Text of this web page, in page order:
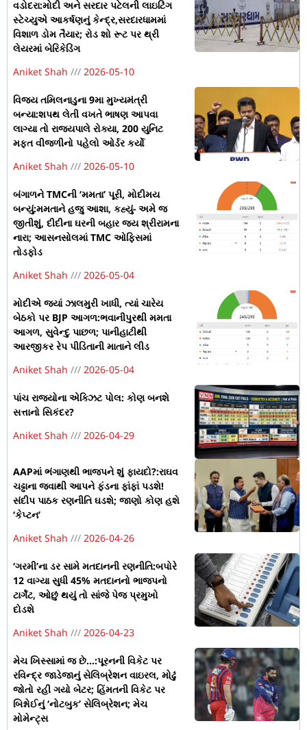
વડોદરા:મોદી અને સરદાર પટેલની લાઇટિંગ
સ્ટેચ્યુએ આકર્ષણનું કેન્દ્ર,સરદારધામમાં
વિશાળ ડોમ તૈયાર; રોડ શો રૂટ પર થ્રી
લેયરમાં બેરિકેડિંગ
Aniket Shah
2026-05-10
વિજય તમિલનાડુના 9મા મુખ્યમંત્રી
બન્યા:શપથ લેતી વખતે ભાષણ આપવા
લાગ્યા તો રાજ્યપાલે રોક્યા, 200 યુનિટ
મફત વીજળીનો પહેલો ઓર્ડર કર્યો
Aniket Shah
2026-05-10
બંગાળને TMCની ‘મમતા’ પૂરી, મોદીમય
બન્યું:મમતાને હજુ આશા, કહ્યું- અમે જ
જીતીશું, દીદીના ઘરની બહાર જય શ્રીરામના
નારા; આસનસોલમાં TMC ઓફિસમાં
તોડફોડ
Aniket Shah
2026-05-04
મોદીએ જ્યાં ઝાલમુરી ખાધી, ત્યાં ચારેય
બેઠકો પર BJP આગળ:ભવાનીપુરથી મમતા
આગળ, સુવેન્દુ પાછળ; પાનીહાટીથી
આરજીકર રેપ પીડિતાની માતાને લીડ
Aniket Shah
2026-05-04
પાંચ રાજ્યોના એક્ઝિટ પોલ: કોણ બનશે
સત્તાનો સિકંદર?
Aniket Shah
2026-04-29
AAPમાં ભંગાણથી ભાજપને શું ફાયદો?:રાઘવ
ચઢ્ઢાના જવાથી આપને ફંડના ફાંફાં પડશે!
સંદીપ પાઠક રણનીતિ ઘડશે; જાણો કોણ હશે
‘કેપ્ટન’
Aniket Shah
2026-04-26
‘ગરમી’ના ડર સામે મતદાનની રણનીતિ:બપોરે
12 વાગ્યા સુધી 45% મતદાનનો ભાજપનો
ટાર્ગેટ, ઓછું થયું તો સાંજે પેજ પ્રમુખો
દોડશે
Aniket Shah
2026-04-23
મેચ ખિસ્સામાં જ છે…:પૂરનની વિકેટ પર
રવિન્દ્ર જાડેજાનું સેલિબ્રેશન વાઇરલ, મોઢું
જોતો રહી ગયો બેટર; હિંમતની વિકેટ પર
બિશ્નોઈનું ‘નોટબુક’ સેલિબ્રેશન; મેચ
મોમેન્ટ્સ